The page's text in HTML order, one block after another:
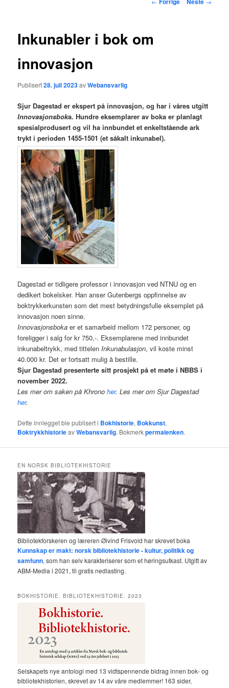
Inkunabler i bok om
innovasjon
Publisert28. juli 2023avWebansvarlig
Sjur Dagestad er ekspert på innovasjon, og har i våres utgitt
Innovasjonsboka. Hundre eksemplarer av boka er planlagt
spesialprodusert og vil ha innbundet et enkeltstående ark
trykt i perioden 1455-1501 (et såkalt inkunabel).
Dagestad er tidligere professor i innovasjon ved NTNU og en
dedikert bokelsker. Han anser Gutenbergs oppfinnelse av
boktrykkerkunsten som det mest betydningsfulle eksemplet på
innovasjon noen sinne.
Innovasjonsboka er et samarbeid mellom 172 personer, og
foreligger i salg for kr 750,-. Eksemplarene med innbundet
inkunabeltrykk, med tittelenInkunabulasjon, vil koste minst
40.000 kr. Det er fortsatt mulig å bestille.
Sjur Dagestad presenterte sitt prosjekt på et møte i NBBS i
november 2022.
Les mer om saken på Khronoher. Les mer om Sjur Dagestad
her.
Dette innlegget ble publisert i Bokhistorie, Bokkunst,
BoktrykkhistorieavWebansvarlig. Bokmerkpermalenken.
EN NORSK BIBLIOTEKHISTORIE
Bibliotekforskeren og læreren Øivind Frisvold har skrevet boka
Kunnskap er makt: norsk bibliotekhistorie - kultur, politikk og
samfunn, som han selv karakteriserer som et høringsutkast. Utgitt av
ABM-Media i 2021, til gratis nedlasting.
BOKHISTORIE. BIBLIOTEKHISTORIE. 2023
Selskapets nye antologi med 13 vidtspennende bidrag innen bok- og
bibliotekhistorien, skrevet av 14 av våre medlemmer! 163 sider,